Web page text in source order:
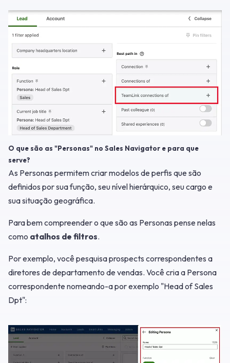
O que são as "Personas" no Sales Navigator e para que
serve?
As Personas permitem criar modelos de perfis que são
definidos por sua função, seu nível hierárquico, seu cargo e
sua situação geográfica.
Para bem compreender o que são as Personas pense nelas
como atalhos de filtros.
Por exemplo, você pesquisa prospects correspondentes a
diretores de departamento de vendas. Você cria a Persona
correspondente nomeando-a por exemplo "Head of Sales
Dpt":